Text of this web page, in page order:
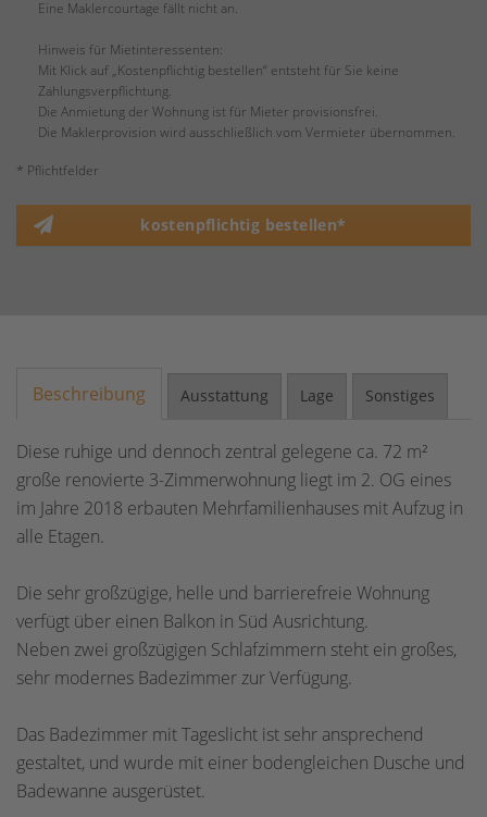
Eine Maklercourtage fällt nicht an.
Hinweis für Mietinteressenten:
Mit Klick auf „Kostenpflichtig bestellen“ entsteht für Sie keine
Zahlungsverpflichtung.
Die Anmietung der Wohnung ist für Mieter provisionsfrei.
Die Maklerprovision wird ausschließlich vom Vermieter übernommen.
* Pflichtfelder
kostenpflichtig bestellen*
Beschreibung Ausstattung Lage Sonstiges
Diese ruhige und dennoch zentral gelegene ca. 72 m²
große renovierte 3-Zimmerwohnung liegt im 2. OG eines
im Jahre 2018 erbauten Mehrfamilienhauses mit Aufzug in
alle Etagen.
Die sehr großzügige, helle und barrierefreie Wohnung
verfügt über einen Balkon in Süd Ausrichtung.
Neben zwei großzügigen Schlafzimmern steht ein großes,
sehr modernes Badezimmer zur Verfügung.
Das Badezimmer mit Tageslicht ist sehr ansprechend
gestaltet, und wurde mit einer bodengleichen Dusche und
Badewanne ausgerüstet.